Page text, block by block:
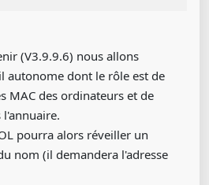
(V3.9.9.6) nous allons
autonome dont le rôle est de
MAC des ordinateurs et de
l'annuaire.
pourra alors réveiller un
nom (il demandera l'adresse